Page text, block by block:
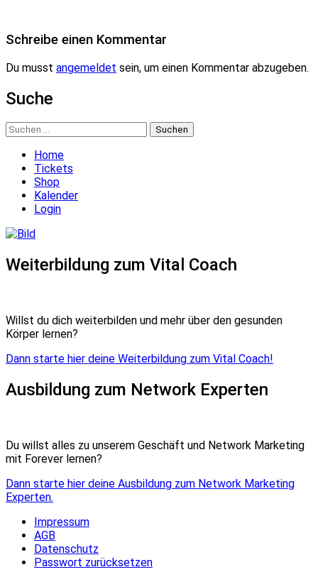
Schreibe einen Kommentar
Du musst angemeldet sein, um einen Kommentar abzugeben.
Suche
Suchen
Home
Tickets
Shop
Kalender
Login
Weiterbildung zum Vital Coach
Willst du dich weiterbilden und mehr über den gesunden
Körper lernen?
Dann starte hier deine Weiterbildung zum Vital Coach!
Ausbildung zum Network Experten
Du willst alles zu unserem Geschäft und Network Marketing
mit Forever lernen?
Dann starte hier deine Ausbildung zum Network Marketing
Experten.
Impressum
AGB
Datenschutz
Passwort zurücksetzen